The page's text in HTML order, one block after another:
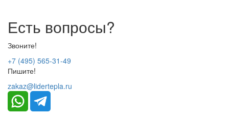
Есть вопросы?
Звоните!
+7 (495) 565-31-49
Пишите!
zakaz@lidertepla.ru